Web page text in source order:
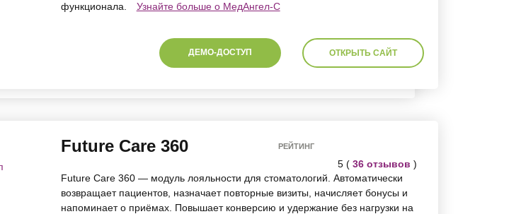
функционала.
Узнайте больше о МедАнгел-С
ДЕМО-ДОСТУП ОТКРЫТЬ САЙТ
Future Care 360 РЕЙТИНГ
5 ( 36 отзывов )
Future Care 360 — модуль лояльности для стоматологий. Автоматически
возвращает пациентов, назначает повторные визиты, начисляет бонусы и
напоминает о приёмах. Повышает конверсию и удержание без нагрузки на